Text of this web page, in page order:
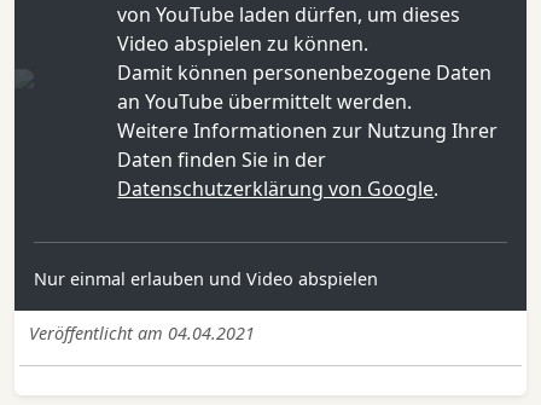
von YouTube laden dürfen, um dieses
Video abspielen zu können.
Damit können personenbezogene Daten
an YouTube übermittelt werden.
Weitere Informationen zur Nutzung Ihrer
Daten finden Sie in der
Datenschutzerklärung von Google.
Nur einmal erlauben und Video abspielen
Veröffentlicht am 04.04.2021